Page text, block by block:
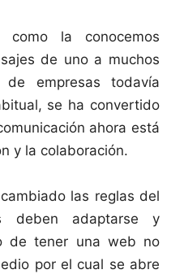
la conocemos
de uno a muchos
empresas todavía
se ha convertido
ahora está
y la colaboración.
las reglas del
deben adaptarse y
de tener una web no
por el cual se abre